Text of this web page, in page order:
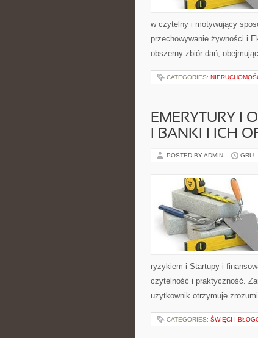
w czytelny i motywujący
przechowywanie żywności i
obszerny zbiór dań,
CATEGORIES:
EMERYTURY I
I BANKI I ICH
POSTED BY ADMIN GRU
ryzykiem i Startupy i
czytelność i praktyczność.
użytkownik otrzymuje
CATEGORIES: ŚWIĘCI I